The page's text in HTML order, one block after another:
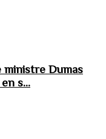
ministre Dumas
s...